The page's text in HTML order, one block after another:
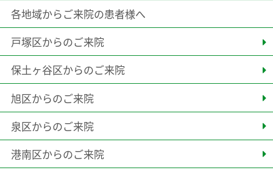
各地域からご来院の患者様へ
戸塚区からのご来院
保土ヶ谷区からのご来院
旭区からのご来院
泉区からのご来院
港南区からのご来院